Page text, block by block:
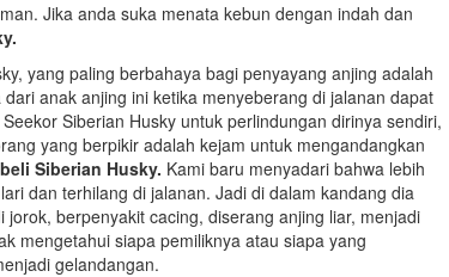
Jika anda suka menata kebun dengan indah dan
yang paling berbahaya bagi penyayang anjing adalah
anak anjing ini ketika menyeberang di jalanan dapat
Siberian Husky untuk perlindungan dirinya sendiri,
yang berpikir adalah kejam untuk mengandangkan
Siberian Husky. Kami baru menyadari bahwa lebih
dan terhilang di jalanan. Jadi di dalam kandang dia
berpenyakit cacing, diserang anjing liar, menjadi
mengetahui siapa pemiliknya atau siapa yang
gelandangan.